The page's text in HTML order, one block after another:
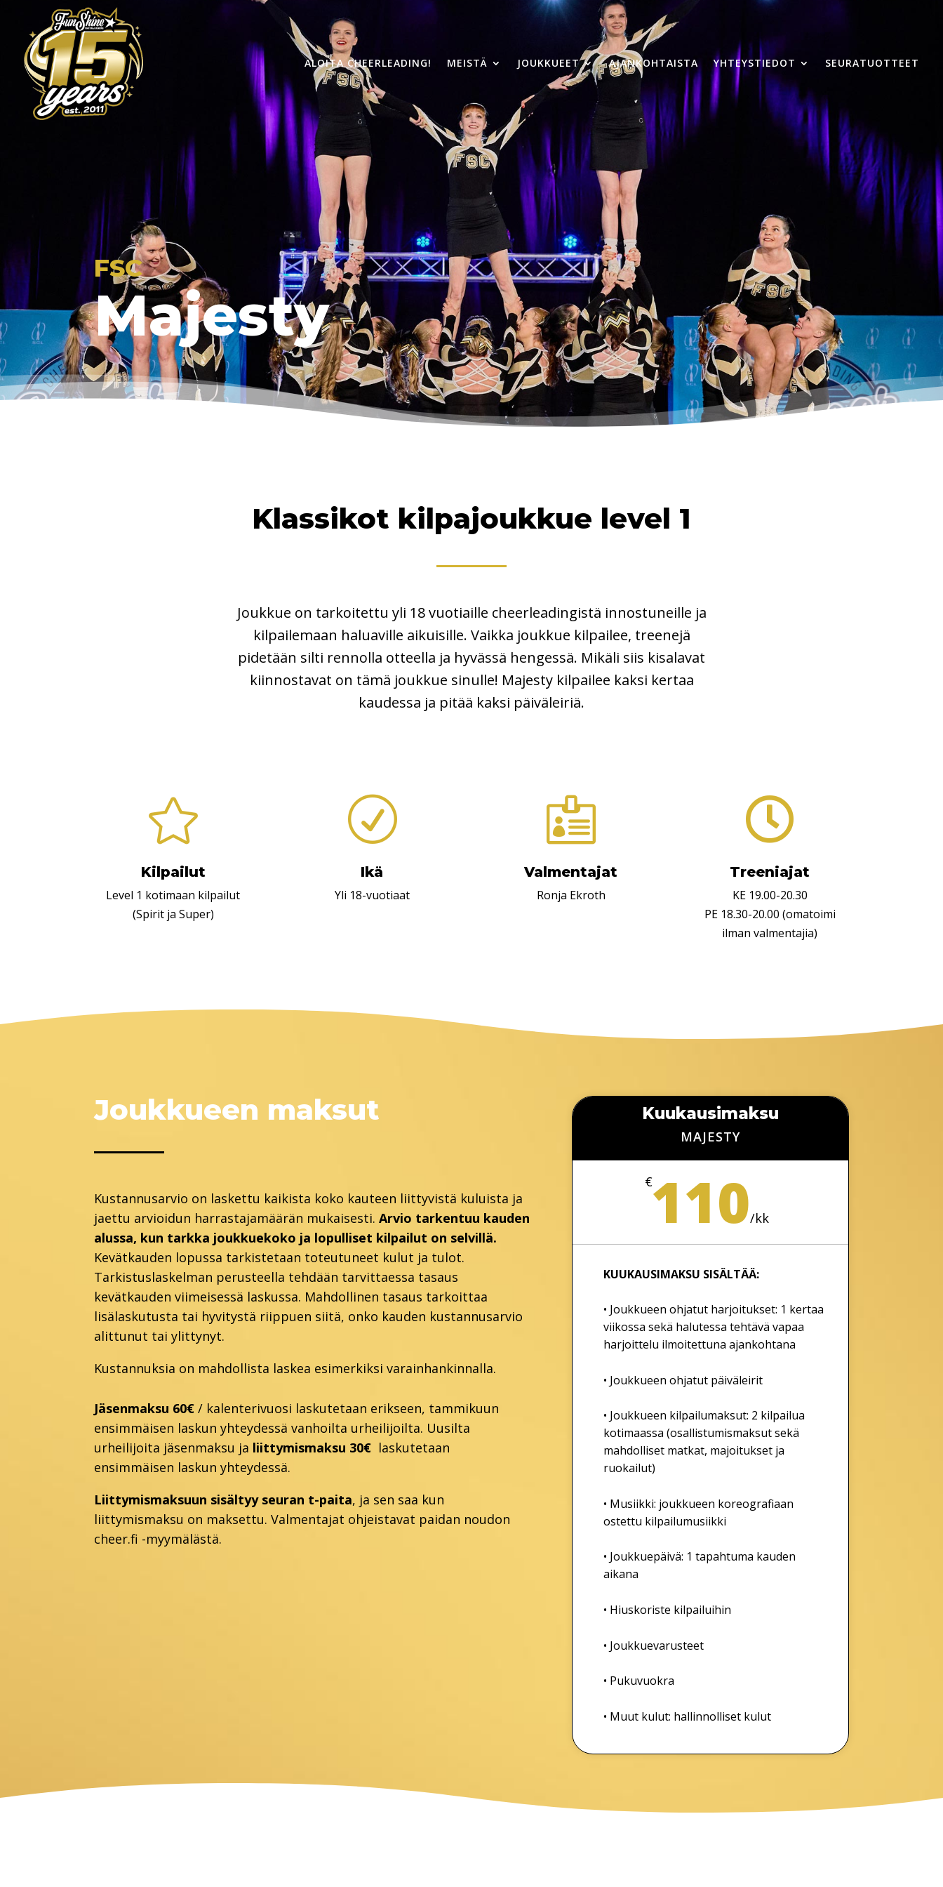
ALOITA CHEERLEADING! MEISTÄ JOUKKUEET AJANKOHTAISTA YHTEYSTIEDOT SEURATUOTTEET
FSC
Majesty
Klassikot kilpajoukkue level 1
Joukkue on tarkoitettu yli 18 vuotiaille cheerleadingistä innostuneille ja
kilpailemaan haluaville aikuisille. Vaikka joukkue kilpailee, treenejä
pidetään silti rennolla otteella ja hyvässä hengessä. Mikäli siis kisalavat
kiinnostavat on tämä joukkue sinulle! Majesty kilpailee kaksi kertaa
kaudessa ja pitää kaksi päiväleiriä.

Kilpailut
Level 1 kotimaan kilpailut
(Spirit ja Super)
R
Ikä
Yli 18-vuotiaat

Valmentajat
Ronja Ekroth

Treeniajat
KE 19.00-20.30
PE 18.30-20.00 (omatoimi
ilman valmentajia)
Joukkueen maksut
Kustannusarvio on laskettu kaikista koko kauteen liittyvistä kuluista ja
jaettu arvioidun harrastajamäärän mukaisesti.Arvio tarkentuu kauden
alussa, kun tarkka joukkuekoko ja lopulliset kilpailut on selvillä.
Kevätkauden lopussa tarkistetaan toteutuneet kulut ja tulot.
Tarkistuslaskelman perusteella tehdään tarvittaessa tasaus
kevätkauden viimeisessä laskussa. Mahdollinen tasaus tarkoittaa
lisälaskutusta tai hyvitystä riippuen siitä, onko kauden kustannusarvio
alittunut tai ylittynyt.
Kustannuksia on mahdollista laskea esimerkiksi varainhankinnalla.
Jäsenmaksu 60€ / kalenterivuosi laskutetaan erikseen, tammikuun
ensimmäisen laskun yhteydessä vanhoilta urheilijoilta. Uusilta
urheilijoita jäsenmaksu ja liittymismaksu 30€ laskutetaan
ensimmäisen laskun yhteydessä.
Liittymismaksuun sisältyy seuran t-paita, ja sen saa kun
liittymismaksu on maksettu. Valmentajat ohjeistavat paidan noudon
cheer.fi -myymälästä.
Kuukausimaksu
MAJESTY
€110/kk
KUUKAUSIMAKSU SISÄLTÄÄ:
• Joukkueen ohjatut harjoitukset: 1 kertaa
viikossa sekä halutessa tehtävä vapaa
harjoittelu ilmoitettuna ajankohtana
• Joukkueen ohjatut päiväleirit
• Joukkueen kilpailumaksut: 2 kilpailua
kotimaassa (osallistumismaksut sekä
mahdolliset matkat, majoitukset ja
ruokailut)
• Musiikki: joukkueen koreografiaan
ostettu kilpailumusiikki
• Joukkuepäivä: 1 tapahtuma kauden
aikana
• Hiuskoriste kilpailuihin
• Joukkuevarusteet
• Pukuvuokra
• Muut kulut: hallinnolliset kulut